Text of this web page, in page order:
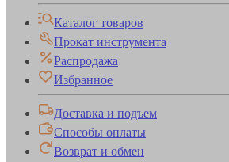
Каталог товаров
Прокат инструмента
Распродажа
Избранное
Доставка и подъем
Способы оплаты
Возврат и обмен